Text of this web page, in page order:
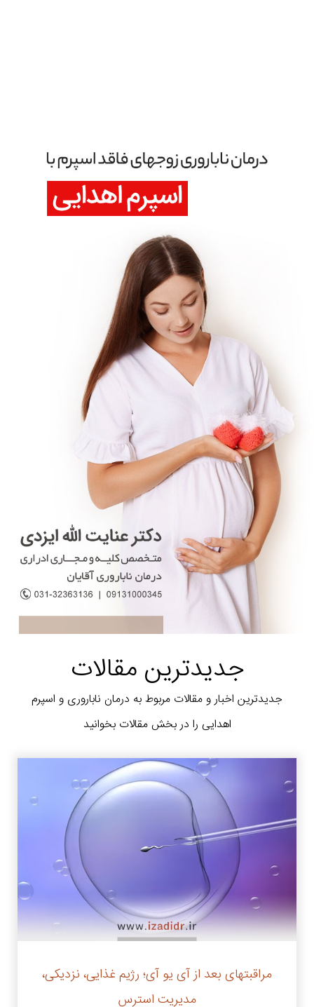
جدیدترین مقالات
جدیدترین اخبار و مقالات مربوط به درمان ناباروری و اسپرم
اهدایی را در بخش مقالات بخوانید
مراقبتهای بعد از آی یو آی؛ رژیم غذایی، نزدیکی،
مدیریت استرس